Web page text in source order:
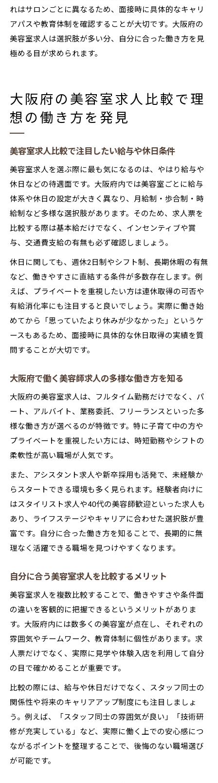
れはサロンごとに異なるため、面接時に具体的なキャリ
アパスや教育体制を確認することが大切です。大阪府の
美容室求人は選択肢が多い分、自分に合った働き方を見
極める目が求められます。
大阪府の美容室求人比較で理
想の働き方を発見
美容室求人比較で注目したい給与や休日条件
美容室求人を選ぶ際に最も気になるのは、やはり給与や
休日などの待遇面です。大阪府内では美容室ごとに給与
体系や休日の設定が大きく異なり、月給制・歩合制・時
給制など多様な選択肢があります。そのため、求人票を
比較する際は基本給だけでなく、インセンティブや賞
与、交通費支給の有無も必ず確認しましょう。
休日に関しても、週休2日制やシフト制、長期休暇の有無
など、働きやすさに直結する条件が多数存在します。例
えば、プライベートを重視したい方は連休取得の可否や
有給消化率にも注目すると良いでしょう。実際に働き始
めてから「思っていたより休みが少なかった」というケ
ースもあるため、面接時に具体的な休日取得の実績を質
問することが大切です。
大阪府で働く美容師求人の多様な働き方を知る
大阪府の美容室求人は、フルタイム勤務だけでなく、パ
ート、アルバイト、業務委託、フリーランスといった多
様な働き方が選べるのが特徴です。特に子育て中の方や
プライベートを重視したい方には、時短勤務やシフトの
柔軟性が高い職場が人気です。
また、アシスタント求人や新卒採用も活発で、未経験か
らスタートできる環境も多く見られます。経験者向けに
はスタイリスト求人や40代の美容師歓迎といった求人も
あり、ライフステージやキャリアに合わせた選択肢が豊
富です。自分に合った働き方を知ることで、長期的に無
理なく活躍できる職場を見つけやすくなります。
自分に合う美容室求人を比較するメリット
美容室求人を複数比較することで、働きやすさや条件面
の違いを客観的に把握できるというメリットがありま
す。大阪府内には数多くの美容室が点在し、それぞれの
雰囲気やチームワーク、教育体制に個性があります。求
人票だけでなく、実際に見学や体験入店を利用して自分
の目で確かめることが重要です。
比較の際には、給与や休日だけでなく、スタッフ同士の
関係性や将来のキャリアアップ制度にも注目しましょ
う。例えば、「スタッフ同士の雰囲気が良い」「技術研
修が充実している」など、実際に働く上での安心感につ
ながるポイントを整理することで、後悔のない職場選び
が可能です。